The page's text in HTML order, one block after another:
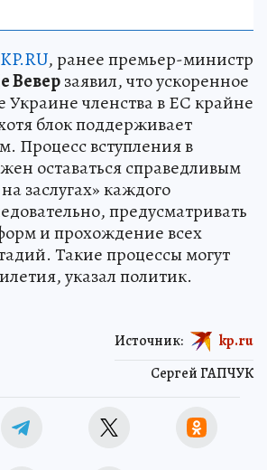
KP.RU, ранее премьер-министр
Веверзаявил, что ускоренное
Украине членства в ЕС крайне
блок поддерживает
Процесс вступления в
оставаться справедливым
заслугах» каждого
предусматривать
и прохождение всех
Такие процессы могут
указал политик.
Сергей ГАПЧУК
Источник: kp.ru